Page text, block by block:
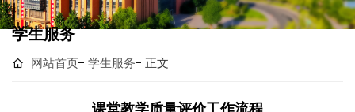
培养方案
教学建设
学生服务
网站首页 学生服务 正文